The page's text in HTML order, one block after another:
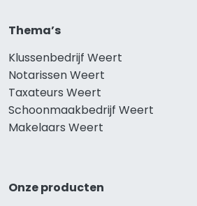
Thema’s
Klussenbedrijf Weert
Notarissen Weert
Taxateurs Weert
Schoonmaakbedrijf Weert
Makelaars Weert
Onze producten